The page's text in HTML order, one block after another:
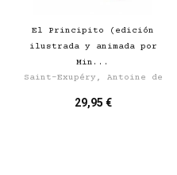
El Principito (edición
ilustrada y animada por
Min...
Saint-Exupéry, Antoine de
29,95 €